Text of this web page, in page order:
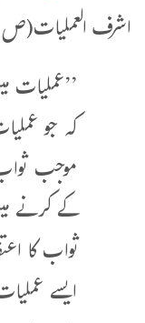
اشرف العملیات(ص:39)میں
کہ جو
موجب
کے کرنے
ثواب کا
ایسے